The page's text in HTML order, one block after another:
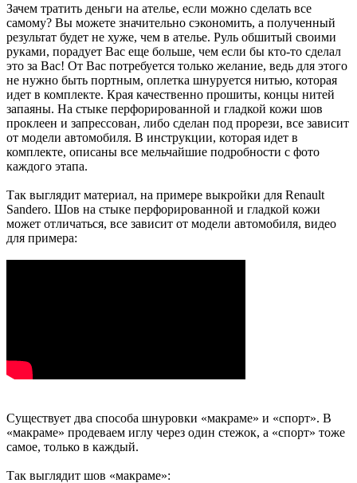
Зачем тратить деньги на ателье, если можно сделать все
самому? Вы можете значительно сэкономить, а полученный
результат будет не хуже, чем в ателье. Руль обшитый своими
руками, порадует Вас еще больше, чем если бы кто-то сделал
это за Вас! От Вас потребуется только желание, ведь для этого
не нужно быть портным, оплетка шнуруется нитью, которая
идет в комплекте. Края качественно прошиты, концы нитей
запаяны. На стыке перфорированной и гладкой кожи шов
проклеен и запрессован, либо сделан под прорези, все зависит
от модели автомобиля. В инструкции, которая идет в
комплекте, описаны все мельчайшие подробности с фото
каждого этапа.
Так выглядит материал, на примере выкройки для Renault
Sandero. Шов на стыке перфорированной и гладкой кожи
может отличаться, все зависит от модели автомобиля, видео
для примера:
Существует два способа шнуровки «макраме» и «спорт». В
«макраме» продеваем иглу через один стежок, а «спорт» тоже
самое, только в каждый.
Так выглядит шов «макраме»: